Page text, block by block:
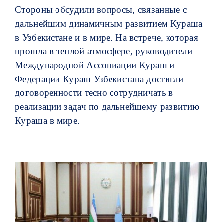
Стороны обсудили вопросы, связанные с
дальнейшим динамичным развитием Кураша
в Узбекистане и в мире. На встрече, которая
прошла в теплой атмосфере, руководители
Международной Ассоциации Кураш и
Федерации Кураш Узбекистана достигли
договоренности тесно сотрудничать в
реализации задач по дальнейшему развитию
Кураша в мире.